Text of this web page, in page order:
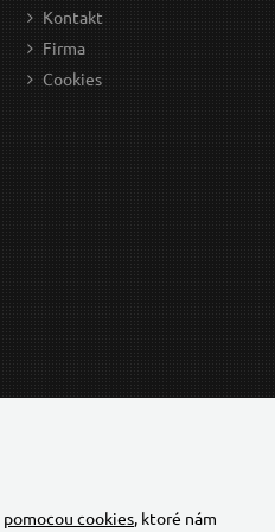
Kontakt
Firma
Cookies
pomocou cookies, ktoré nám